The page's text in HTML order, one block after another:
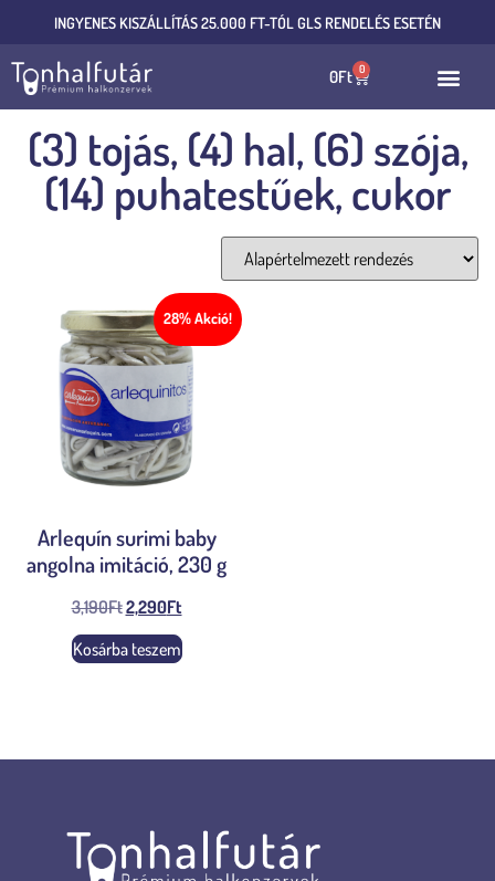
INGYENES KISZÁLLÍTÁS 25.000 FT-TÓL GLS RENDELÉS ESETÉN
0Ft 0
(3) tojás, (4) hal, (6) szója,
(14) puhatestűek, cukor
28% Akció!
Arlequín surimi baby
angolna imitáció, 230 g
3,190Ft2,290Ft
Kosárba teszem